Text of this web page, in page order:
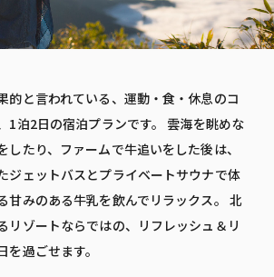
的と言われている、運動・食・休息のコ
1泊2日の宿泊プランです。 雲海を眺めな
したり、ファームで牛追いをした後は、
ジェットバスとプライベートサウナで体
甘みのある牛乳を飲んでリラックス。 北
リゾートならではの、リフレッシュ＆リ
過ごせます。